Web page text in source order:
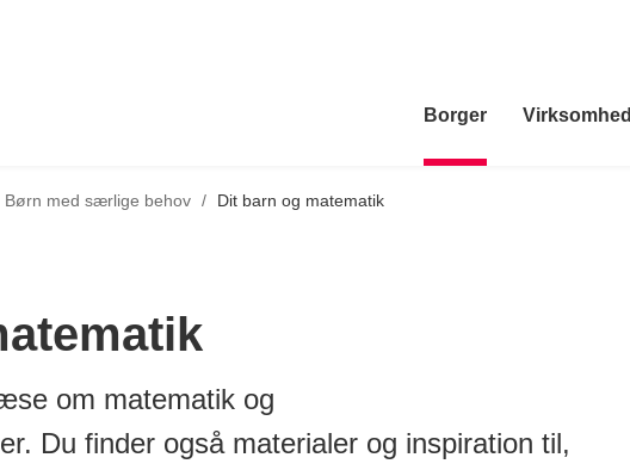
Borger Virksomhed
Tilbage til
Børn med særlige behov / Dit barn og matematik
om matematik og
Du finder også materialer og inspiration til,